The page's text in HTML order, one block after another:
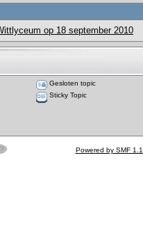
op 18 september 2010
Gesloten topic
Sticky Topic
Powered by SMF